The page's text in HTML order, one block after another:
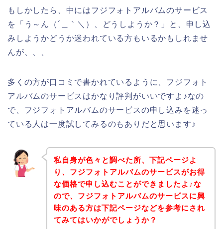
もしかしたら、中にはフジフォトアルバムのサービス
を「う～ん（´＿｀＼）、どうしようか？」と、申し込
みしようかどうか迷われている方もいるかもしれませ
んが、、、
多くの方が口コミで書かれているように、フジフォト
アルバムのサービスはかなり評判がいいですよ♪なの
で、フジフォトアルバムのサービスの申し込みを迷っ
ている人は一度試してみるのもありだと思います♪
私自身が色々と調べた所、下記ページよ
り、フジフォトアルバムのサービスがお得
な価格で申し込むことができましたよ♪な
ので、フジフォトアルバムのサービスに興
味のある方は下記ページなどを参考にされ
てみてはいかがでしょうか？